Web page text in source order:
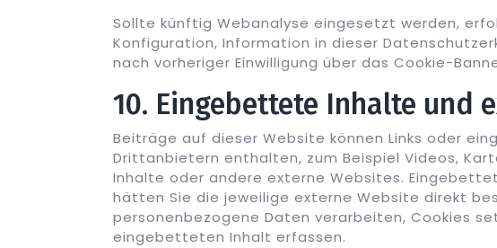
Sollte künftig Webanalyse eingesetzt werden,
Konfiguration, Information in dieser
nach vorheriger Einwilligung über das Cookie-
10. Eingebettete Inhalte und
Beiträge auf dieser Website können Links oder
Drittanbietern enthalten, zum Beispiel Videos,
Inhalte oder andere externe Websites.
hätten Sie die jeweilige externe Website direkt
personenbezogene Daten verarbeiten, Cookies
eingebetteten Inhalt erfassen.